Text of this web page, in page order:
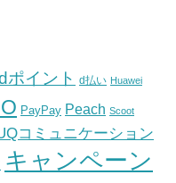
ポイント d払い Huawei
PayPay Peach Scoot
コミュニケーション
キャンペーン